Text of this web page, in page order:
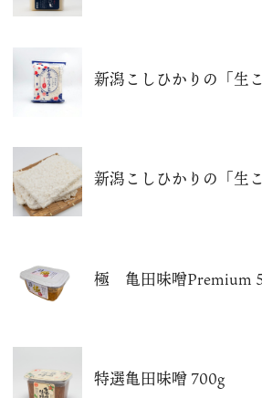
新潟こしひかりの「生
新潟こしひかりの「生
極 亀田味噌Premium
特選亀田味噌 700g